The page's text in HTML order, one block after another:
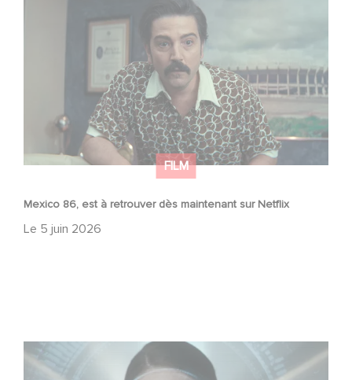
FILM
Mexico 86, est à retrouver dès maintenant sur Netflix
Le 5 juin 2026
La nouvelle production Gaumont USA : « Futuro Desierto